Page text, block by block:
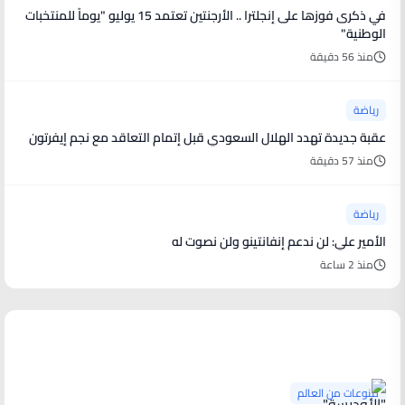
في ذكرى فوزها على إنجلترا .. الأرجنتين تعتمد 15 يوليو "يوماً للمنتخبات
الوطنية"
منذ 56 دقيقة
رياضة
عقبة جديدة تهدد الهلال السعودي قبل إتمام التعاقد مع نجم إيفرتون
منذ 57 دقيقة
رياضة
الأمير علي: لن ندعم إنفانتينو ولن نصوت له
منذ 2 ساعة
منوعات من العالم